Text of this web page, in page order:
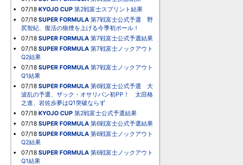
07/18 KYOJO CUP 第2戦富士スプリント結果
07/18 SUPER FORMULA 第7戦富士公式予選 野
尻智紀、復活の狼煙を上げる今季初ポール！
07/18 SUPER FORMULA 第7戦富士公式予選結果
07/18 SUPER FORMULA 第7戦富士ノックアウト
Q2結果
07/18 SUPER FORMULA 第7戦富士ノックアウト
Q1結果
07/18 SUPER FORMULA 第6戦富士公式予選 大
波乱の予選、ザック・オサリバン初PP！ 太田格
之進、岩佐歩夢はQ1突破ならず
07/18 KYOJO CUP 第2戦富士公式予選結果
07/18 SUPER FORMULA 第6戦富士公式予選結果
07/18 SUPER FORMULA 第6戦富士ノックアウト
Q2結果
07/18 SUPER FORMULA 第6戦富士ノックアウト
Q1結果